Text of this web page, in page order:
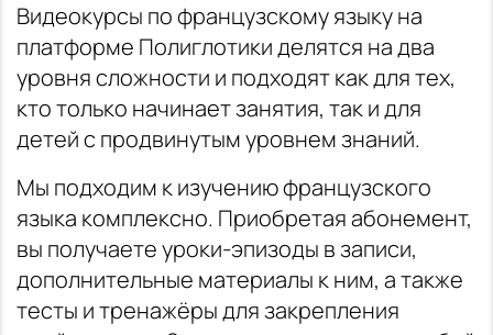
Видеокурсы по французскому языку на
платформе Полиглотики делятся на два
уровня сложности и подходят как для тех,
кто только начинает занятия, так и для
детей с продвинутым уровнем знаний.
Мы подходим к изучению французского
языка комплексно. Приобретая абонемент,
вы получаете уроки-эпизоды в записи,
дополнительные материалы к ним, а также
тесты и тренажёры для закрепления